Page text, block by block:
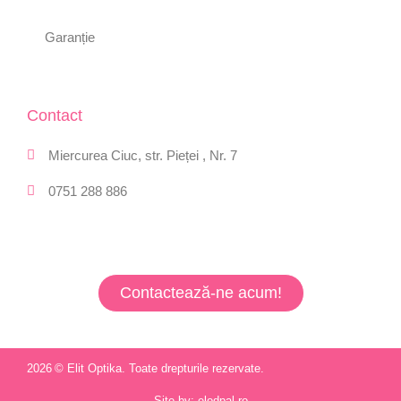
Garanție
Contact
Miercurea Ciuc, str. Pieței , Nr. 7
0751 288 886
Contactează-ne acum!
2026 © Elit Optika. Toate drepturile rezervate.